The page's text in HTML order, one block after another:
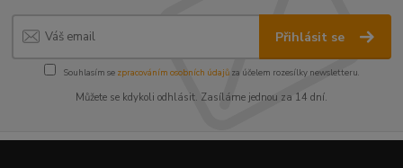
Přihlásit se
Souhlasím se zpracováním osobních údajůza účelem rozesílky newsletteru.
Můžete se kdykoli odhlásit. Zasíláme jednou za 14 dní.